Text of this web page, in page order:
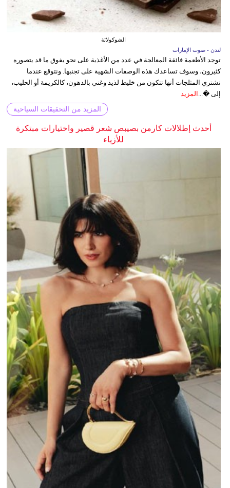
الشوكولاتة
لندن - صوت الإمارات
توجد الأطعمة فائقة المعالجة في عدد من الأغذية على نحو يفوق ما قد يتصوره
كثيرون، وسوف تساعدك هذه الوصفات الشهية على تجنبها. ونتوقع عندما
نشتري المثلجات أنها تتكون من خليط لذيذ وغني بالدهون، كالكريمة أو الحليب،
إلى �... المزيد
المزيد من التحقيقات السياحية
أحدث إطلالات كارمن بصيبص شعر قصير واختيارات مبتكرة
للأزياء